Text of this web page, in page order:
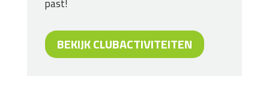
past!
BEKIJK CLUBACTIVITEITEN